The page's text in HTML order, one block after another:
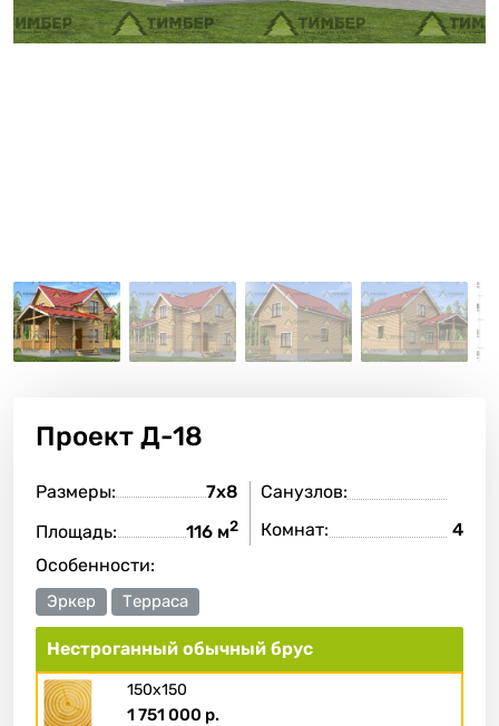
Проект Д-18
Размеры:
7х8
Площадь:
116 м2
Санузлов:
Комнат:
4
Особенности:
Эркер Терраса
Нестроганный обычный брус
150х150
1 751 000 р.